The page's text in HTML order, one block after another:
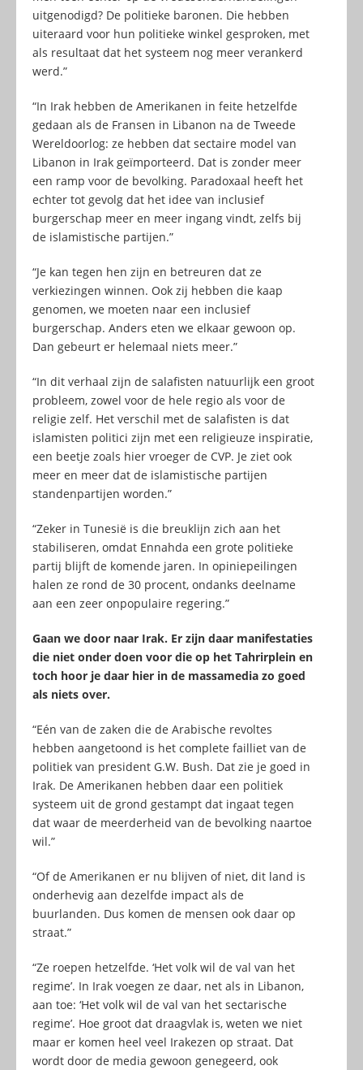
uitgenodigd? De politieke baronen. Die hebben
uiteraard voor hun politieke winkel gesproken, met
als resultaat dat het systeem nog meer verankerd
werd.”
“In Irak hebben de Amerikanen in feite hetzelfde
gedaan als de Fransen in Libanon na de Tweede
Wereldoorlog: ze hebben dat sectaire model van
Libanon in Irak geïmporteerd. Dat is zonder meer
een ramp voor de bevolking. Paradoxaal heeft het
echter tot gevolg dat het idee van inclusief
burgerschap meer en meer ingang vindt, zelfs bij
de islamistische partijen.”
“Je kan tegen hen zijn en betreuren dat ze
verkiezingen winnen. Ook zij hebben die kaap
genomen, we moeten naar een inclusief
burgerschap. Anders eten we elkaar gewoon op.
Dan gebeurt er helemaal niets meer.”
“In dit verhaal zijn de salafisten natuurlijk een groot
probleem, zowel voor de hele regio als voor de
religie zelf. Het verschil met de salafisten is dat
islamisten politici zijn met een religieuze inspiratie,
een beetje zoals hier vroeger de CVP. Je ziet ook
meer en meer dat de islamistische partijen
standenpartijen worden.”
“Zeker in Tunesië is die breuklijn zich aan het
stabiliseren, omdat Ennahda een grote politieke
partij blijft de komende jaren. In opiniepeilingen
halen ze rond de 30 procent, ondanks deelname
aan een zeer onpopulaire regering.”
Gaan we door naar Irak. Er zijn daar manifestaties
die niet onder doen voor die op het Tahrirplein en
toch hoor je daar hier in de massamedia zo goed
als niets over.
“Eén van de zaken die de Arabische revoltes
hebben aangetoond is het complete failliet van de
politiek van president G.W. Bush. Dat zie je goed in
Irak. De Amerikanen hebben daar een politiek
systeem uit de grond gestampt dat ingaat tegen
dat waar de meerderheid van de bevolking naartoe
wil.”
“Of de Amerikanen er nu blijven of niet, dit land is
onderhevig aan dezelfde impact als de
buurlanden. Dus komen de mensen ook daar op
straat.”
“Ze roepen hetzelfde. ‘Het volk wil de val van het
regime’. In Irak voegen ze daar, net als in Libanon,
aan toe: ‘Het volk wil de val van het sectarische
regime’. Hoe groot dat draagvlak is, weten we niet
maar er komen heel veel Irakezen op straat. Dat
wordt door de media gewoon genegeerd, ook